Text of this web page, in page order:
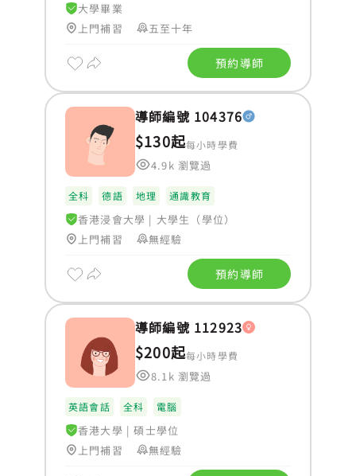
大學畢業
上門補習
五至十年
預約導師
導師編號 104376
$130起每小時學費
4.9k 瀏覽過
全科 德語 地理 通識教育
香港浸會大學 | 大學生（學位）
上門補習
無經驗
預約導師
導師編號 112923
$200起每小時學費
8.1k 瀏覽過
英語會話 全科 電腦
香港大學 |碩士學位
上門補習
無經驗